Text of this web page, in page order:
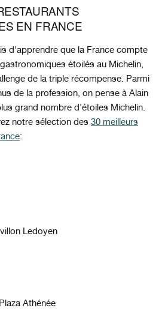
EN FRANCE
d'apprendre que la France compte
étoilés au Michelin,
de la triple récompense. Parmi
de la profession, on pense à Alain
grand nombre d'étoiles Michelin.
notre sélection des 30 meilleurs
:
Ledoyen
Athénée